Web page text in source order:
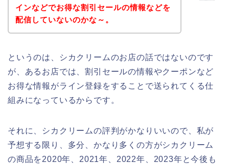
インなどでお得な割引セールの情報などを
配信していないのかな～。
というのは、シカクリームのお店の話ではないのです
が、あるお店では、割引セールの情報やクーポンなど
お得な情報がライン登録をすることで送られてくる仕
組みになっているからです。
それに、シカクリームの評判がかなりいいので、私が
予想する限り、多分、かなり多くの方がシカクリーム
の商品を2020年、2021年、2022年、2023年と今後も